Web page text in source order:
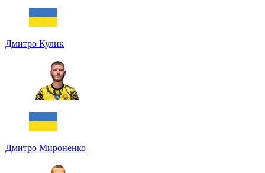
Дмитро Кулик
Дмитро Мироненко